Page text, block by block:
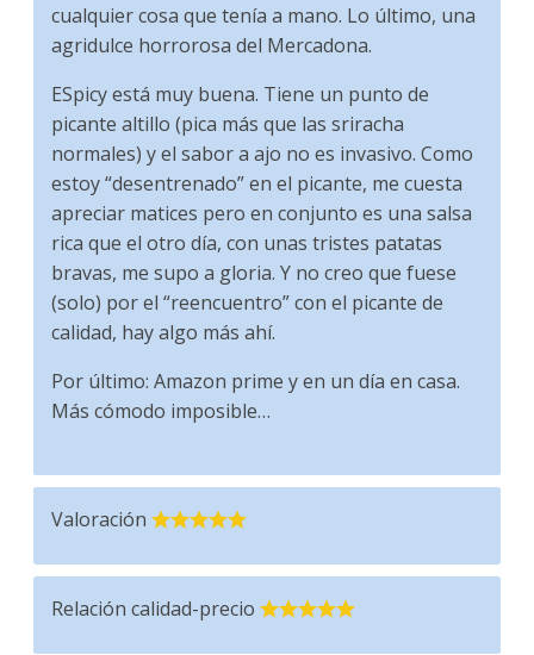
cualquier cosa que tenía a mano. Lo último, una
agridulce horrorosa del Mercadona.
ESpicy está muy buena. Tiene un punto de
picante altillo (pica más que las sriracha
normales) y el sabor a ajo no es invasivo. Como
estoy “desentrenado” en el picante, me cuesta
apreciar matices pero en conjunto es una salsa
rica que el otro día, con unas tristes patatas
bravas, me supo a gloria. Y no creo que fuese
(solo) por el “reencuentro” con el picante de
calidad, hay algo más ahí.
Por último: Amazon prime y en un día en casa.
Más cómodo imposible…
Valoración
Relación calidad-precio